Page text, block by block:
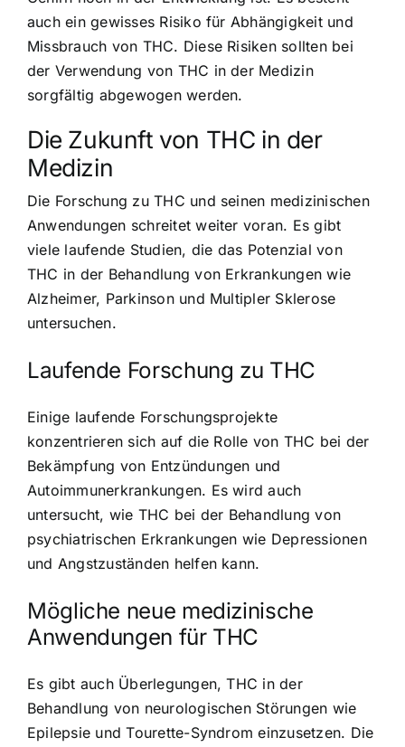
auch ein gewisses Risiko für Abhängigkeit und
Missbrauch von THC. Diese Risiken sollten bei
der Verwendung von THC in der Medizin
sorgfältig abgewogen werden.
Die Zukunft von THC in der
Medizin
Die Forschung zu THC und seinen medizinischen
Anwendungen schreitet weiter voran. Es gibt
viele laufende Studien, die das Potenzial von
THC in der Behandlung von Erkrankungen wie
Alzheimer, Parkinson und Multipler Sklerose
untersuchen.
Laufende Forschung zu THC
Einige laufende Forschungsprojekte
konzentrieren sich auf die Rolle von THC bei der
Bekämpfung von Entzündungen und
Autoimmunerkrankungen. Es wird auch
untersucht, wie THC bei der Behandlung von
psychiatrischen Erkrankungen wie Depressionen
und Angstzuständen helfen kann.
Mögliche neue medizinische
Anwendungen für THC
Es gibt auch Überlegungen, THC in der
Behandlung von neurologischen Störungen wie
Epilepsie und Tourette-Syndrom einzusetzen. Die